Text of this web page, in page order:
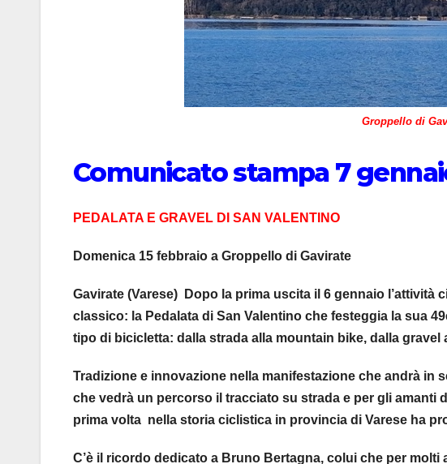
Groppello di
Comunicato stampa 7
PEDALATA E GRAVEL DI SAN VALENTINO
Domenica 15 febbraio a Groppello di Gavirate
Gavirate (Varese) Dopo la prima uscita il 6 gennaio
classico: la Pedalata di San Valentino che festeggia la sua
tipo di bicicletta: dalla strada alla mountain bike, dalla gravel
Tradizione e innovazione nella manifestazione che andrà in
che vedrà un percorso il tracciato su strada e per gli amanti
prima volta nella storia ciclistica in provincia di Varese ha
C’è il ricordo dedicato a Bruno Bertagna, colui che per